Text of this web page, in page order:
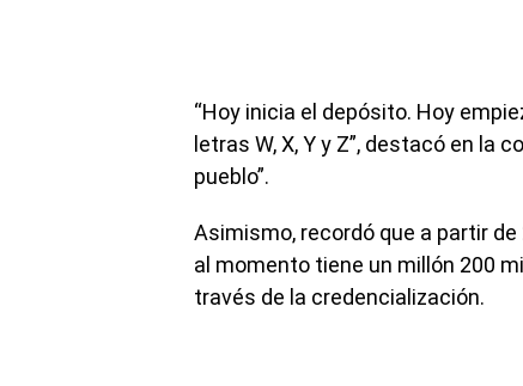
“Hoy inicia el depósito. Hoy
letras W, X, Y y Z”, destacó en la
pueblo”.
Asimismo, recordó que a partir
al momento tiene un millón 200
través de la credencialización.